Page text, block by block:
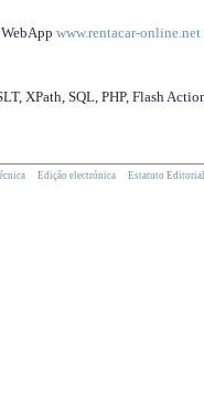
www.rentacar-online.net
XPath, SQL, PHP, Flash
Edição electrónica Estatuto Editorial